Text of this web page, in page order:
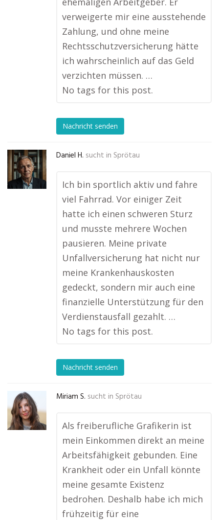
verweigerte mir eine ausstehende
Zahlung, und ohne meine
Rechtsschutzversicherung hätte
ich wahrscheinlich auf das Geld
verzichten müssen. …
No tags for this post.
Nachricht senden
Daniel H. sucht in Sprötau
Ich bin sportlich aktiv und fahre
viel Fahrrad. Vor einiger Zeit
hatte ich einen schweren Sturz
und musste mehrere Wochen
pausieren. Meine private
Unfallversicherung hat nicht nur
meine Krankenhauskosten
gedeckt, sondern mir auch eine
finanzielle Unterstützung für den
Verdienstausfall gezahlt. …
No tags for this post.
Nachricht senden
Miriam S. sucht in Sprötau
Als freiberufliche Grafikerin ist
mein Einkommen direkt an meine
Arbeitsfähigkeit gebunden. Eine
Krankheit oder ein Unfall könnte
meine gesamte Existenz
bedrohen. Deshalb habe ich mich
frühzeitig für eine